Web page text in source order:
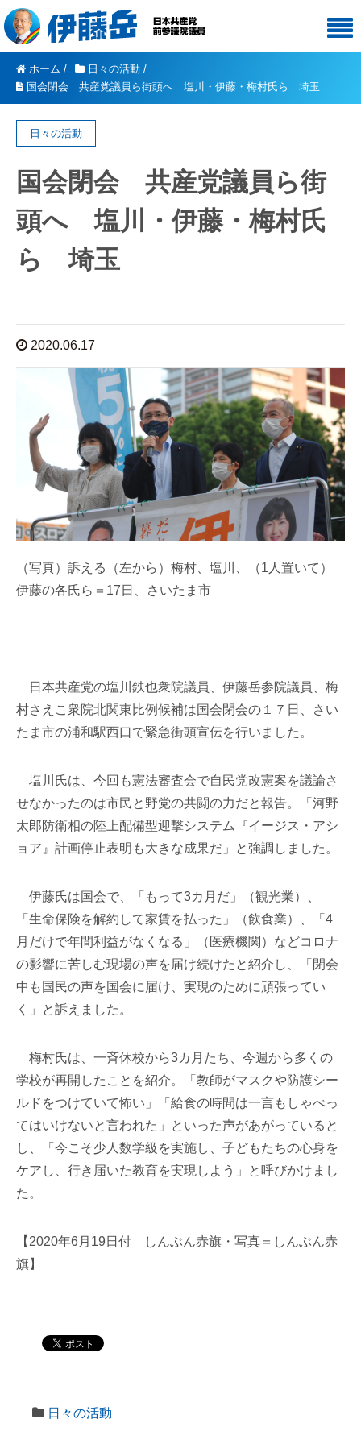
ホーム / 日々の活動 /
国会閉会 共産党議員ら街頭へ 塩川・伊藤・梅村氏ら 埼玉
日々の活動
国会閉会 共産党議員ら街
頭へ 塩川・伊藤・梅村氏
ら 埼玉
2020.06.17
（写真）訴える（左から）梅村、塩川、（1人置いて）
伊藤の各氏ら＝17日、さいたま市
日本共産党の塩川鉄也衆院議員、伊藤岳参院議員、梅
村さえこ衆院北関東比例候補は国会閉会の１７日、さい
たま市の浦和駅西口で緊急街頭宣伝を行いました。
塩川氏は、今回も憲法審査会で自民党改憲案を議論さ
せなかったのは市民と野党の共闘の力だと報告。「河野
太郎防衛相の陸上配備型迎撃システム『イージス・アシ
ョア』計画停止表明も大きな成果だ」と強調しました。
伊藤氏は国会で、「もって3カ月だ」（観光業）、
「生命保険を解約して家賃を払った」（飲食業）、「4
月だけで年間利益がなくなる」（医療機関）などコロナ
の影響に苦しむ現場の声を届け続けたと紹介し、「閉会
中も国民の声を国会に届け、実現のために頑張ってい
く」と訴えました。
梅村氏は、一斉休校から3カ月たち、今週から多くの
学校が再開したことを紹介。「教師がマスクや防護シー
ルドをつけていて怖い」「給食の時間は一言もしゃべっ
てはいけないと言われた」といった声があがっていると
し、「今こそ少人数学級を実施し、子どもたちの心身を
ケアし、行き届いた教育を実現しよう」と呼びかけまし
た。
【2020年6月19日付 しんぶん赤旗・写真＝しんぶん赤
旗】
日々の活動